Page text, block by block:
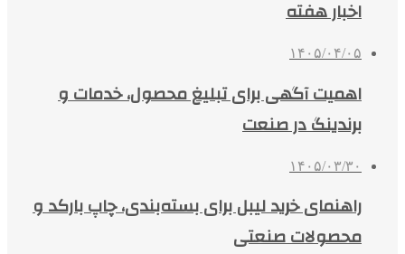
اخبار هفته
۱۴۰۵/۰۴/۰۵
اهمیت آگهی برای تبلیغ محصول، خدمات و
برندینگ در صنعت
۱۴۰۵/۰۳/۳۰
راهنمای خرید لیبل برای بسته‌بندی، چاپ بارکد و
محصولات صنعتی